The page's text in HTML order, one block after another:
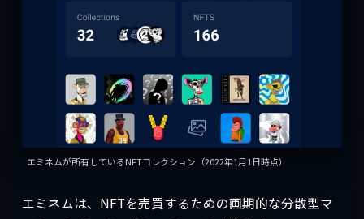
エミネムが所有しているNFTコレクション（2022年1月1日時点）
エミネムは、NFTを売買するための画期的な分散型マ